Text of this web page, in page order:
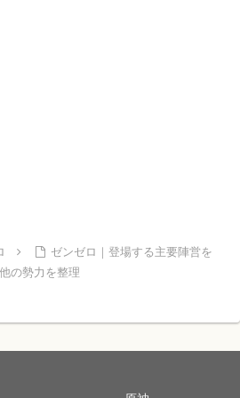
ゼンゼロ｜登場する主要陣営を
の勢力を整理